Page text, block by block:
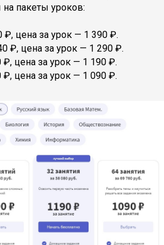
пакеты уроков:
цена за урок — 1 390 ₽.
₽, цена за урок — 1 290 ₽.
цена за урок — 1 190 ₽.
цена за урок — 1 090 ₽.